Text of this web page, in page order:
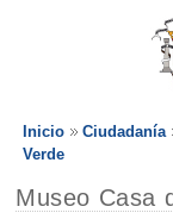
Inicio Ciudadanía
Verde
Museo Casa